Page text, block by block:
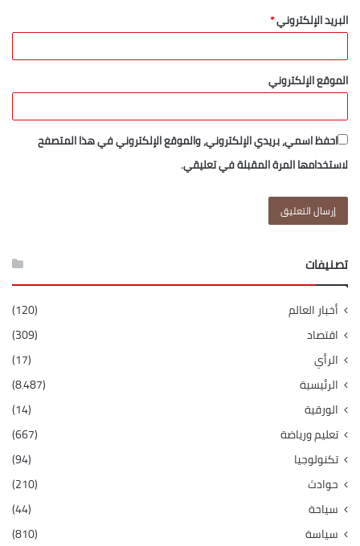
البريد الإلكتروني*
الموقع الإلكتروني
احفظ اسمي، بريدي الإلكتروني، والموقع الإلكتروني في هذا المتصفح
لاستخدامها المرة المقبلة في تعليقي.
تصنيفات
أخبار العالم
(120)
اقتصاد
(309)
الرأي
(17)
الرئيسية
(8٬487)
الورقية
(14)
تعليم ورياضة
(667)
تكنولوجيا
(94)
حوادث
(210)
سياحة
(44)
سياسة
(810)